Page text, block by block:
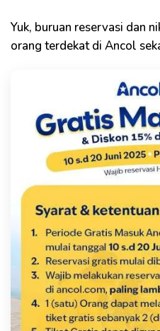
Yuk, buruan reservasi dan
orang terdekat di Ancol